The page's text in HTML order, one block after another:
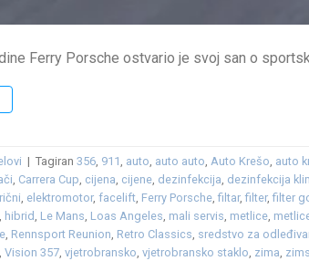
Ferry Porsche ostvario je svoj san o
| Tagiran356, 911, auto, auto auto,Auto Krešo, auto
, Carrera Cup, cijena, cijene, dezinfekcija, dezinfekcija
, elektromotor,facelift, Ferry Porsche,filtar,filter,filter
, hibrid, Le Mans, Loas Angeles, mali servis, metlice,
, Rennsport Reunion, Retro Classics, sredstvo za
,Vision 357,vjetrobransko,vjetrobransko staklo, zima,